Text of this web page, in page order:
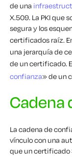
de una
X.509. La PKI que
segura y los
certificados raíz.
una jerarquía de
de un certificado.
confianza» de un
Cadena
La cadena de
vínculo con una
que un certificado